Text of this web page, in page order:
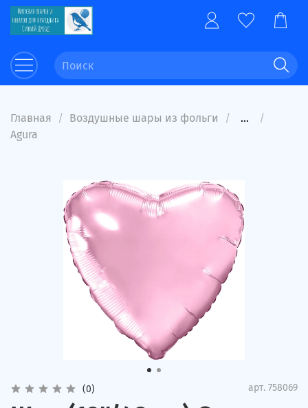
Главная Воздушные шары из фольги
...
Agura
(0) арт. 758069